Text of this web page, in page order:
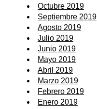
Octubre 2019
Septiembre 2019
Agosto 2019
Julio 2019
Junio 2019
Mayo 2019
Abril 2019
Marzo 2019
Febrero 2019
Enero 2019